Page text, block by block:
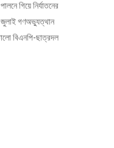
গিয়ে নির্যাতনের
: জুলাই গণঅভ্যুত্থান
বিএনপি-ছাত্রদল